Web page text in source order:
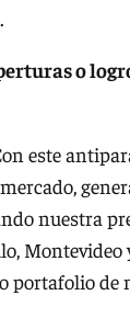
o
este
nuestra
Montevideo
de